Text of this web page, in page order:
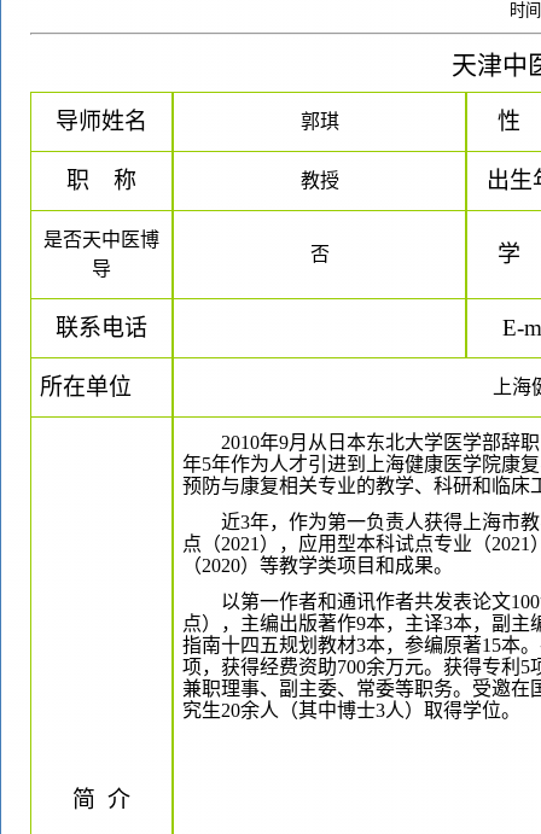
时
天津中
导师姓名 郭琪 性
职 称 教授 出生
是否天中医博
导
否 学
联系电话 E-
所在单位 上海
简 介
2010年9月从日本东北大学医学部辞
年5年作为人才引进到上海健康医学院康
预防与康复相关专业的教学、科研和临床
近3年，作为第一负责人获得上海市
点（2021），应用型本科试点专业（
（2020）等教学类项目和成果。
以第一作者和通讯作者共发表论文
点），主编出版著作9本，主译3本，副主
指南十四五规划教材3本，参编原著15本
项，获得经费资助700余万元。获得专利 5
兼职理事、副主委、常委等职务。受邀在
究生20余人（其中博士3人）取得学位。